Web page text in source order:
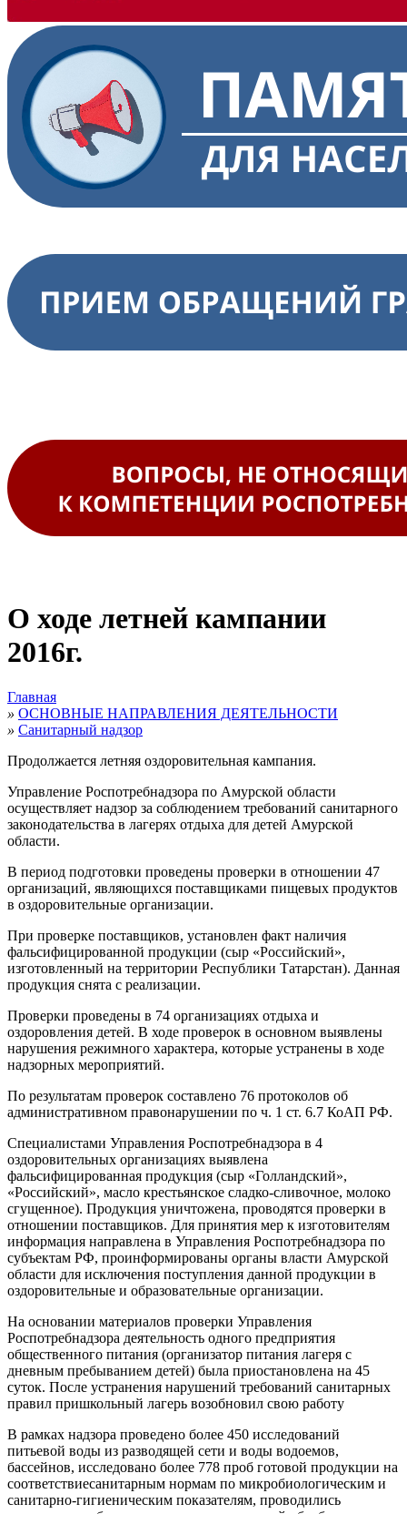
О ходе летней кампании
2016г.
Главная
» ОСНОВНЫЕ НАПРАВЛЕНИЯ ДЕЯТЕЛЬНОСТИ
» Санитарный надзор
Продолжается летняя оздоровительная кампания.
Управление Роспотребнадзора по Амурской области
осуществляет надзор за соблюдением требований санитарного
законодательства в лагерях отдыха для детей Амурской
области.
В период подготовки проведены проверки в отношении 47
организаций, являющихся поставщиками пищевых продуктов
в оздоровительные организации.
При проверке поставщиков, установлен факт наличия
фальсифицированной продукции (сыр «Российский»,
изготовленный на территории Республики Татарстан). Данная
продукция снята с реализации.
Проверки проведены в 74 организациях отдыха и
оздоровления детей. В ходе проверок в основном выявлены
нарушения режимного характера, которые устранены в ходе
надзорных мероприятий.
По результатам проверок составлено 76 протоколов об
административном правонарушении по ч. 1 ст. 6.7 КоАП РФ.
Специалистами Управления Роспотребнадзора в 4
оздоровительных организациях выявлена
фальсифицированная продукция (сыр «Голландский»,
«Российский», масло крестьянское сладко-сливочное, молоко
сгущенное). Продукция уничтожена, проводятся проверки в
отношении поставщиков. Для принятия мер к изготовителям
информация направлена в Управления Роспотребнадзора по
субъектам РФ, проинформированы органы власти Амурской
области для исключения поступления данной продукции в
оздоровительные и образовательные организации.
На основании материалов проверки Управления
Роспотребнадзора деятельность одного предприятия
общественного питания (организатор питания лагеря с
дневным пребыванием детей) была приостановлена на 45
суток. После устранения нарушений требований санитарных
правил пришкольный лагерь возобновил свою работу
В рамках надзора проведено более 450 исследований
питьевой воды из разводящей сети и воды водоемов,
бассейнов, исследовано более 778 проб готовой продукции на
соответствиесанитарным нормам по микробиологическим и
санитарно-гигиеническим показателям, проводились